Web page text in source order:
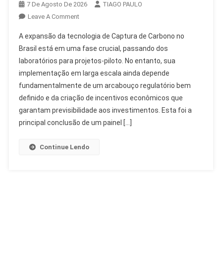
7 De Agosto De 2026
TIAGO PAULO
Leave A CommentOn
De
Carbono
No
Brasil:
Regulação
E
Mercado
Essenciais
A expansão da tecnologia de Captura de Carbono no
Brasil está em uma fase crucial, passando dos
laboratórios para projetos-piloto. No entanto, sua
implementação em larga escala ainda depende
fundamentalmente de um arcabouço regulatório bem
definido e da criação de incentivos econômicos que
garantam previsibilidade aos investimentos. Esta foi a
principal conclusão de um painel […]
Continue Lendo